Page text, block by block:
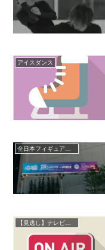
アイスダンス
全日本フィギュアスケート選手権
【見逃し】テレビ番組